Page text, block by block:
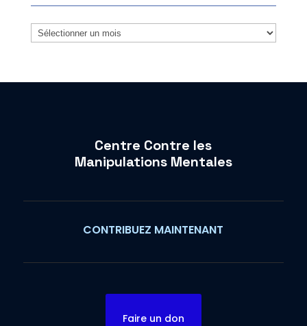
Archives
Centre Contre les
Manipulations Mentales
CONTRIBUEZ MAINTENANT
Faire un don